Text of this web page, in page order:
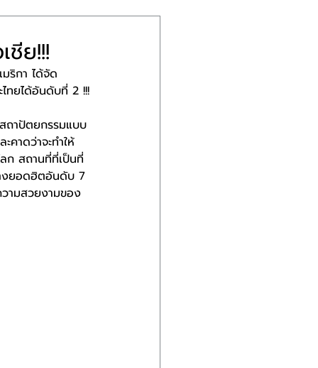
ย!!!
ริกา ได้จัด
ทยได้อันดับที่ 2 !!!
ถาปัตยกรรมแบบ
าดว่าจะทำให้
ก สถานที่ที่เป็นที่
งยอดฮิตอันดับ 7
ามสวยงามของ